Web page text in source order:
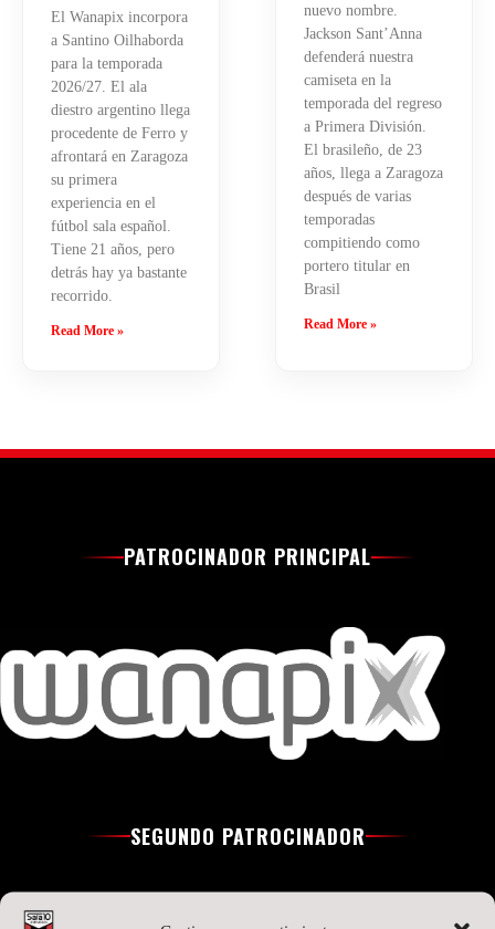
El Wanapix incorpora
a Santino Oilhaborda
para la temporada
2026/27. El ala
diestro argentino llega
procedente de Ferro y
afrontará en Zaragoza
su primera
experiencia en el
fútbol sala español.
Tiene 21 años, pero
detrás hay ya bastante
recorrido.
Read More »
nuevo nombre.
Jackson Sant’Anna
defenderá nuestra
camiseta en la
temporada del regreso
a Primera División.
El brasileño, de 23
años, llega a Zaragoza
después de varias
temporadas
compitiendo como
portero titular en
Brasil
Read More »
PATROCINADOR PRINCIPAL
SEGUNDO PATROCINADOR